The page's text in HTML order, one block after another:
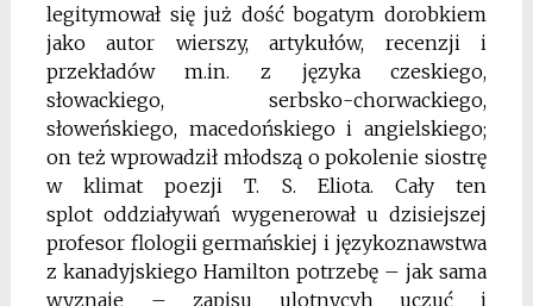
legitymował się już dość bogatymdorobkiem
jako autor wierszy, artykułów, recenzjii
przekładów m.in. z języka czeskiego,
słowackiego,serbsko-chorwackiego,
słoweńskiego, macedońskiegoi angielskiego;
on też wprowadził młodszą o pokolenie siostrę
w klimat poezji T. S. Eliota. Cały ten
splotoddziaływań wygenerował u dzisiejszej
profesor flologii germańskiej i językoznawstwa
z kanadyjskiego Hamilton potrzebę – jak sama
wyznaje – zapisu ulotnycvh uczuć i